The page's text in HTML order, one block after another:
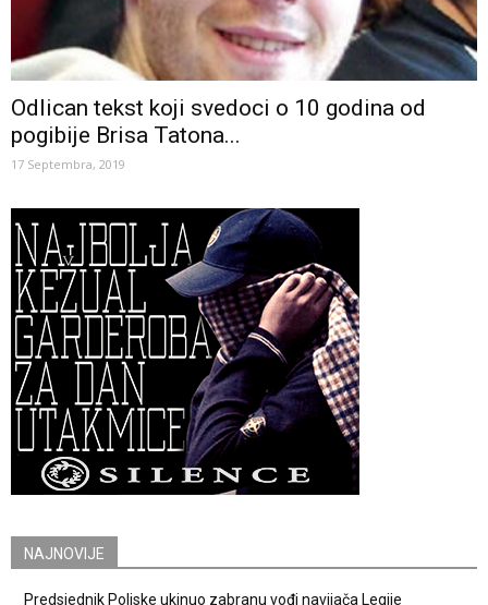
Odlican tekst koji svedoci o 10 godina od
pogibije Brisa Tatona...
17 Septembra, 2019
NAJNOVIJE
Predsjednik Poljske ukinuo zabranu vođi navijača Legije